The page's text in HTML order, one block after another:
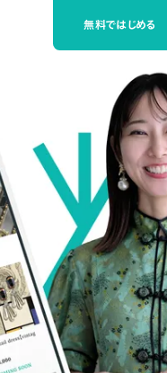
無料ではじめる